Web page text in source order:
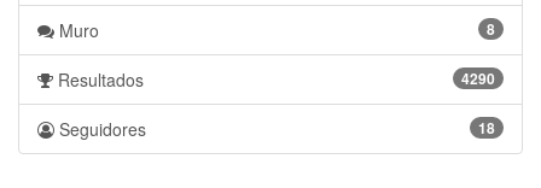
8
Muro
4290
Resultados
18
Seguidores